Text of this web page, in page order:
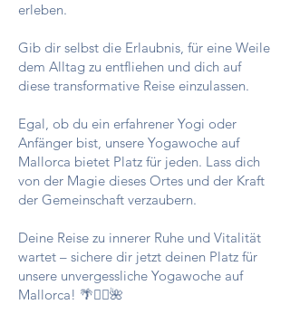
erleben.
Gib dir selbst die Erlaubnis, für eine Weile
dem Alltag zu entfliehen und dich auf
diese transformative Reise einzulassen.
Egal, ob du ein erfahrener Yogi oder
Anfänger bist, unsere Yogawoche auf
Mallorca bietet Platz für jeden. Lass dich
von der Magie dieses Ortes und der Kraft
der Gemeinschaft verzaubern.
Deine Reise zu innerer Ruhe und Vitalität
wartet – sichere dir jetzt deinen Platz für
unsere unvergessliche Yogawoche auf
Mallorca! 🌴🧘‍♀️🌺